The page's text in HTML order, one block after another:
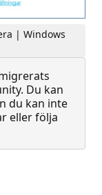
| Windows
Du kan
du kan inte
eller följa